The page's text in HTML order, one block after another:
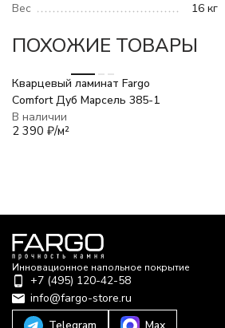
Вес
16 кг
ПОХОЖИЕ ТОВАРЫ
Кварцевый ламинат Fargo
Comfort Дуб Марсель 385-1
В наличии
2 390 ₽/м²
Инновационное напольное покрытие
+7 (495) 120-42-58
info@fargo-store.ru